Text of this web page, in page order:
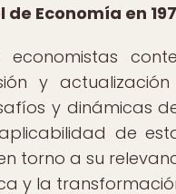
de Economía en
y
y dinámicas
de
torno a su
y la